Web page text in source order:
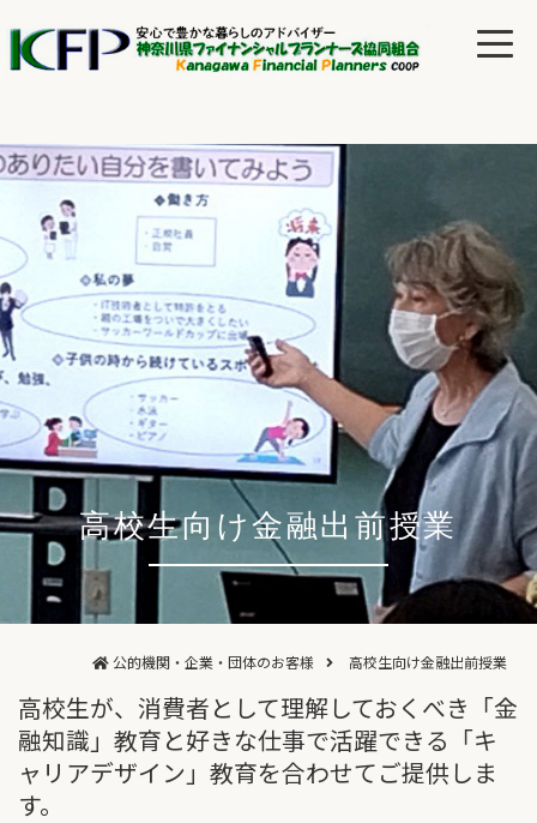
高校生向け金融出前授業
公的機関・企業・団体のお客様 高校生向け金融出前授業
高校生が、消費者として理解しておくべき「金
融知識」教育と好きな仕事で活躍できる「キ
ャリアデザイン」教育を合わせてご提供しま
す。